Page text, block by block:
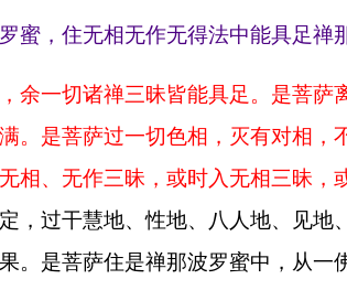
蜜，住无相无作无得法中能具足禅
余一切诸禅三昧皆能具足。是菩
。是菩萨过一切色相，灭有对相
相、无作三昧，或时入无相三昧，
，过干慧地、性地、八人地、见
。是菩萨住是禅那波罗蜜中，从